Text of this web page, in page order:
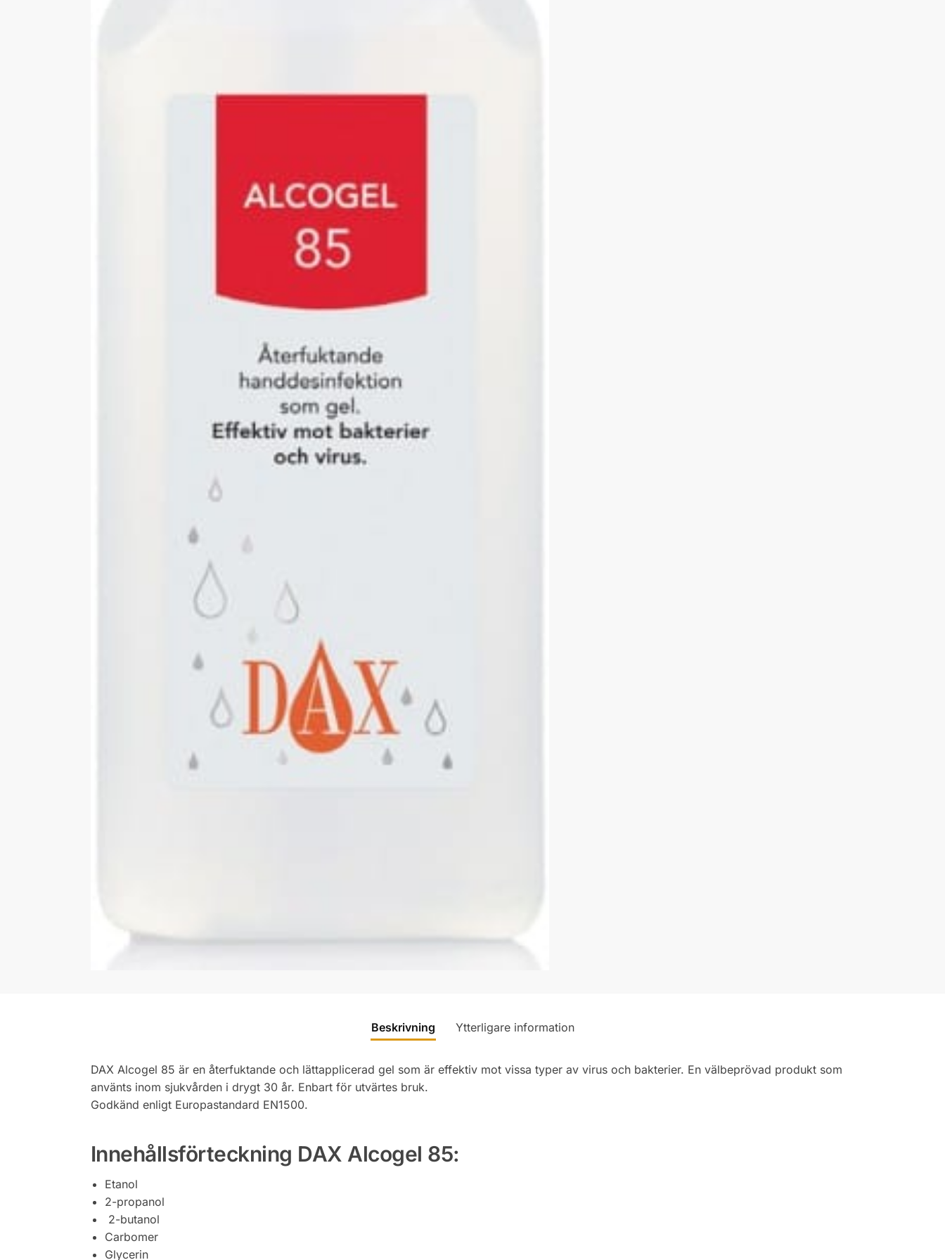
Beskrivning Ytterligare information
DAX Alcogel 85 är en återfuktande och lättapplicerad gel som är effektiv mot vissa typer av virus och bakterier. En välbeprövad produkt som
använts inom sjukvården i drygt 30 år. Enbart för utvärtes bruk.
Godkänd enligt Europastandard EN1500.
Innehållsförteckning DAX Alcogel 85:
Etanol
2-propanol
2-butanol
Carbomer
Glycerin